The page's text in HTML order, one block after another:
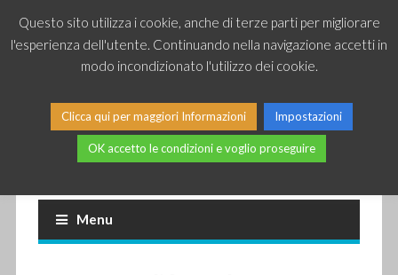
Piccole news dal mondo IT
Menu
Questo sito utilizza i cookie, anche di terze parti per migliorare
l'esperienza dell'utente. Continuando nella navigazione accetti in
modo incondizionato l'utilizzo dei cookie.
Clicca qui per maggiori Informazioni Impostazioni
OK accetto le condizioni e voglio proseguire